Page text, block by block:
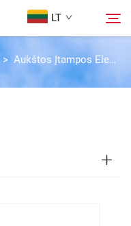
LT
> Aukštos Įtampos Elektros Komponentai